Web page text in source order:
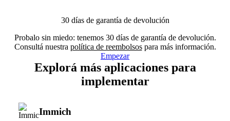
30 días de garantía de devolución
Probalo sin miedo: tenemos 30 días de garantía de devolución.
Consultá nuestra política de reembolsospara más información.
Empezar
Explorá más aplicaciones para
implementar
Immich